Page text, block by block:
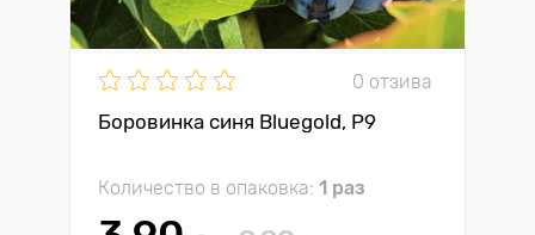
0 отзива
Боровинка синя Bluegold, P9
Количество в опаковка: 1 раз